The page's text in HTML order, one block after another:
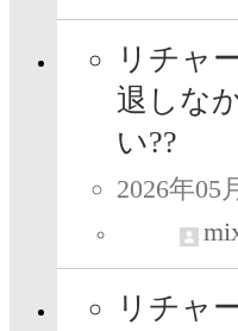
リチャ
退しな
い??
2026年05
リチャ